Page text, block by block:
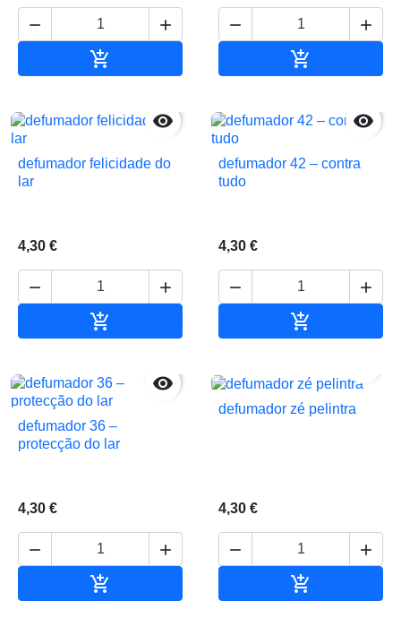
 

 


defumador felicidade do
lar
4,30 €
 


defumador 42 – contra
tudo
4,30 €
 


defumador 36 –
protecção do lar
4,30 €
 

defumador zé pelintra
4,30 €
 
